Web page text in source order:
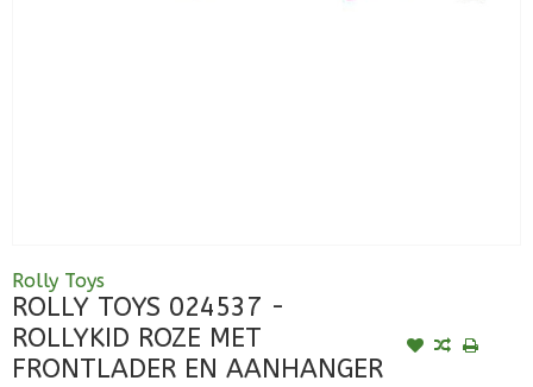
Rolly Toys
ROLLY TOYS 024537 -
ROLLYKID ROZE MET
FRONTLADER EN AANHANGER